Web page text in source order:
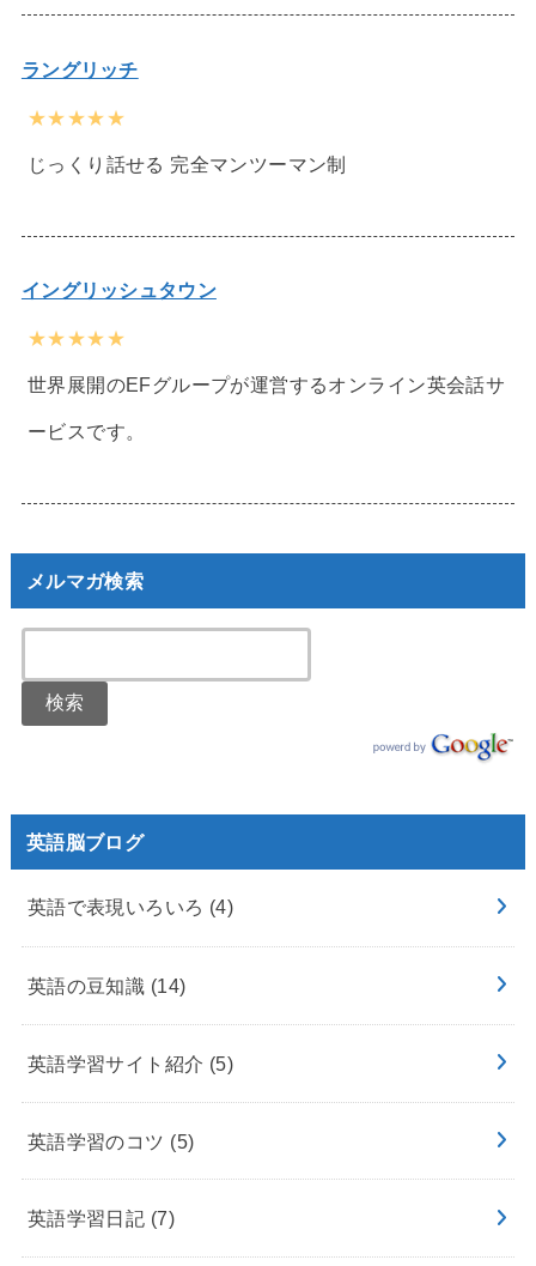
ラングリッチ
★★★★★
じっくり話せる 完全マンツーマン制
イングリッシュタウン
★★★★★
世界展開のEFグループが運営するオンライン英会話サ
ービスです。
メルマガ検索
英語脳ブログ
英語で表現いろいろ (4)
英語の豆知識 (14)
英語学習サイト紹介 (5)
英語学習のコツ (5)
英語学習日記 (7)